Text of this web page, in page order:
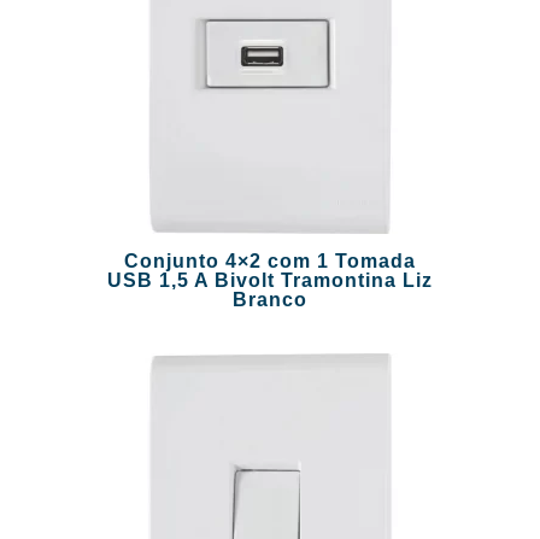
Conjunto 4×2 com 1 Tomada
USB 1,5 A Bivolt Tramontina Liz
Branco